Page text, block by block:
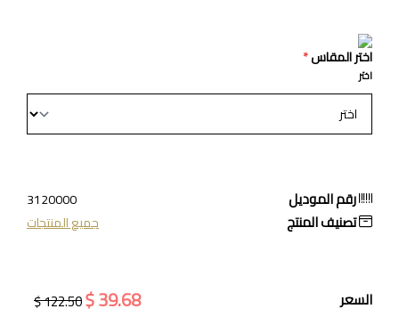
اختر المقاس*
اختر
رقم الموديل 3120000
تصنيف المنتج جميع المنتجات
السعر 39.68 $
122.50 $